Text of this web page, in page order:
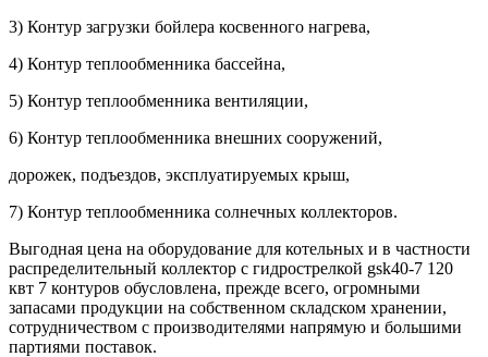
3) Контур загрузки бойлера косвенного нагрева,
4) Контур теплообменника бассейна,
5) Контур теплообменника вентиляции,
6) Контур теплообменника внешних сооружений,
дорожек, подъездов, эксплуатируемых крыш,
7) Контур теплообменника солнечных коллекторов.
Выгодная цена на оборудование для котельных и в частности
распределительный коллектор с гидрострелкой gsk40-7 120
квт 7 контуров обусловлена, прежде всего, огромными
запасами продукции на собственном складском хранении,
сотрудничеством с производителями напрямую и большими
партиями поставок.